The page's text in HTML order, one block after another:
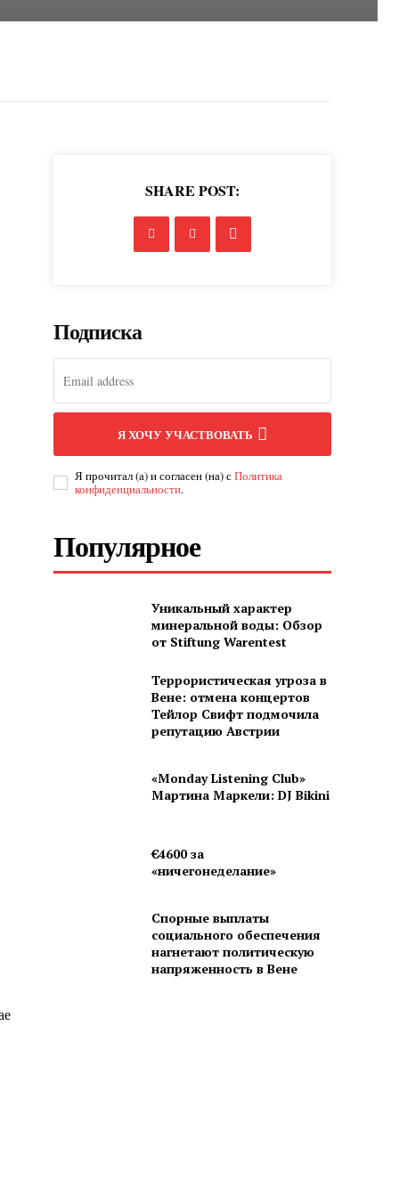
SHARE POST:
Подписка
Я ХОЧУ УЧАСТВОВАТЬ
Я прочитал (а) и согласен (на) сПолитика
конфиденциальности.
Популярное
Уникальный характер
минеральной воды: Обзор
от Stiftung Warentest
Террористическая угроза в
Вене: отмена концертов
Тейлор Свифт подмочила
репутацию Австрии
«Monday Listening Club»
Мартина Маркели: DJ Bikini
€4600 за
«ничегонеделание»
Спорные выплаты
социального обеспечения
нагнетают политическую
напряженность в Вене